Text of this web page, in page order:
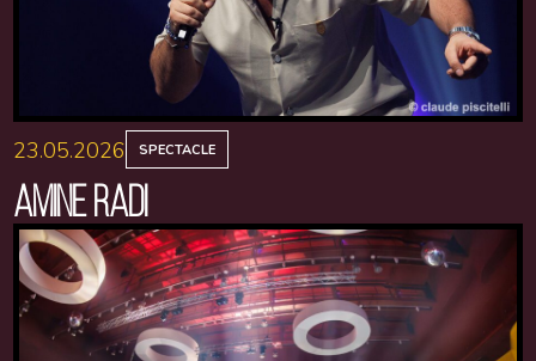
23.05.2026 SPECTACLE
AMINE RADI